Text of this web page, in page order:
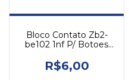
Bloco Contato Zb2-
be102 1nf P/ Botoes
R$6,00